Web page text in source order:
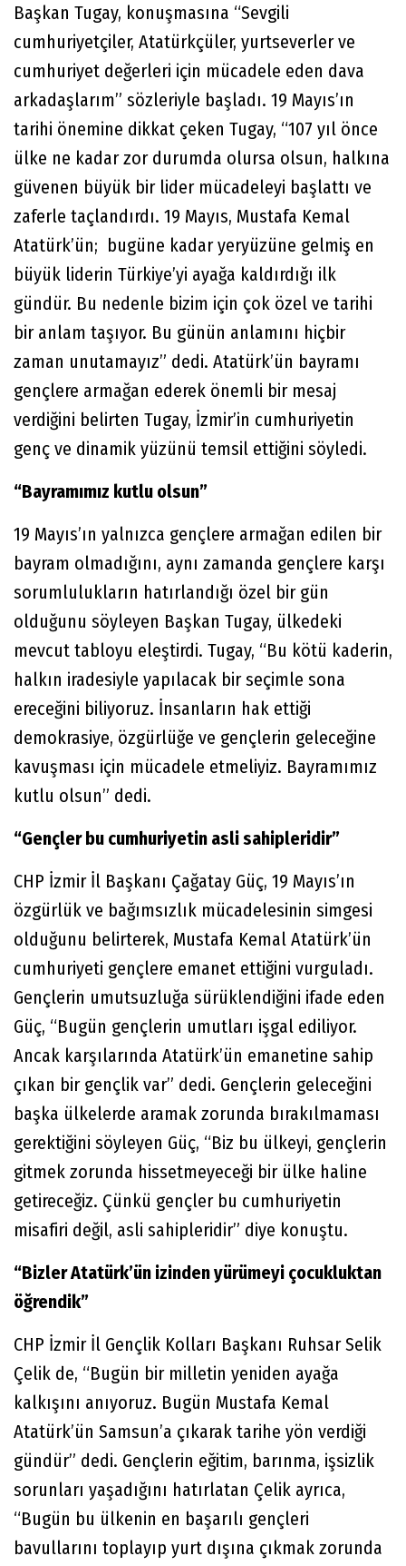
Başkan Tugay, konuşmasına “Sevgili
cumhuriyetçiler, Atatürkçüler, yurtseverler ve
cumhuriyet değerleri için mücadele eden dava
arkadaşlarım” sözleriyle başladı. 19 Mayıs’ın
tarihi önemine dikkat çeken Tugay, “107 yıl önce
ülke ne kadar zor durumda olursa olsun, halkına
güvenen büyük bir lider mücadeleyi başlattı ve
zaferle taçlandırdı. 19 Mayıs, Mustafa Kemal
Atatürk’ün; bugüne kadar yeryüzüne gelmiş en
büyük liderin Türkiye’yi ayağa kaldırdığı ilk
gündür. Bu nedenle bizim için çok özel ve tarihi
bir anlam taşıyor. Bu günün anlamını hiçbir
zaman unutamayız” dedi. Atatürk’ün bayramı
gençlere armağan ederek önemli bir mesaj
verdiğini belirten Tugay, İzmir’in cumhuriyetin
genç ve dinamik yüzünü temsil ettiğini söyledi.
“Bayramımız kutlu olsun”
19 Mayıs’ın yalnızca gençlere armağan edilen bir
bayram olmadığını, aynı zamanda gençlere karşı
sorumlulukların hatırlandığı özel bir gün
olduğunu söyleyen Başkan Tugay, ülkedeki
mevcut tabloyu eleştirdi. Tugay, “Bu kötü kaderin,
halkın iradesiyle yapılacak bir seçimle sona
ereceğini biliyoruz. İnsanların hak ettiği
demokrasiye, özgürlüğe ve gençlerin geleceğine
kavuşması için mücadele etmeliyiz. Bayramımız
kutlu olsun” dedi.
“Gençler bu cumhuriyetin asli sahipleridir”
CHP İzmir İl Başkanı Çağatay Güç, 19 Mayıs’ın
özgürlük ve bağımsızlık mücadelesinin simgesi
olduğunu belirterek, Mustafa Kemal Atatürk’ün
cumhuriyeti gençlere emanet ettiğini vurguladı.
Gençlerin umutsuzluğa sürüklendiğini ifade eden
Güç, “Bugün gençlerin umutları işgal ediliyor.
Ancak karşılarında Atatürk’ün emanetine sahip
çıkan bir gençlik var” dedi. Gençlerin geleceğini
başka ülkelerde aramak zorunda bırakılmaması
gerektiğini söyleyen Güç, “Biz bu ülkeyi, gençlerin
gitmek zorunda hissetmeyeceği bir ülke haline
getireceğiz. Çünkü gençler bu cumhuriyetin
misafiri değil, asli sahipleridir” diye konuştu.
“Bizler Atatürk’ün izinden yürümeyi çocukluktan
öğrendik”
CHP İzmir İl Gençlik Kolları Başkanı Ruhsar Selik
Çelik de, “Bugün bir milletin yeniden ayağa
kalkışını anıyoruz. Bugün Mustafa Kemal
Atatürk’ün Samsun’a çıkarak tarihe yön verdiği
gündür” dedi. Gençlerin eğitim, barınma, işsizlik
sorunları yaşadığını hatırlatan Çelik ayrıca,
“Bugün bu ülkenin en başarılı gençleri
bavullarını toplayıp yurt dışına çıkmak zorunda